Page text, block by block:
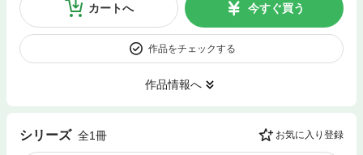
カートへ 今すぐ買う
作品をチェックする
作品情報へ
シリーズ 全1冊 お気に入り登録